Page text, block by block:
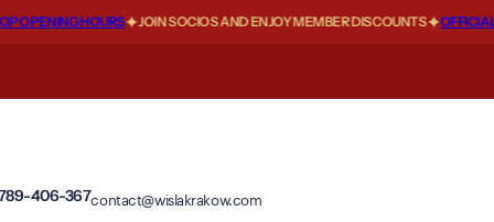
HOURS JOIN SOCIOS AND ENJOY MEMBER DISCOUNTS OFFICIAL
406-367contact@wislakrakow.com